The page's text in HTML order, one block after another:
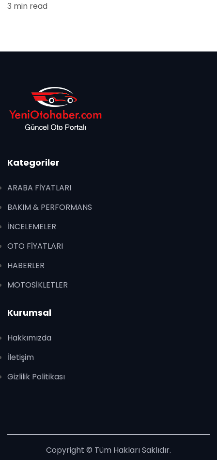
3 min read
Kategoriler
ARABA FİYATLARI
BAKIM & PERFORMANS
İNCELEMELER
OTO FİYATLARI
HABERLER
MOTOSİKLETLER
Kurumsal
Hakkımızda
İletişim
Gizlilik Politikası
Copyright © Tüm Hakları Saklıdır.